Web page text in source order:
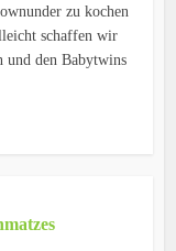
zu kochen
schaffen wir
und den Babytwins